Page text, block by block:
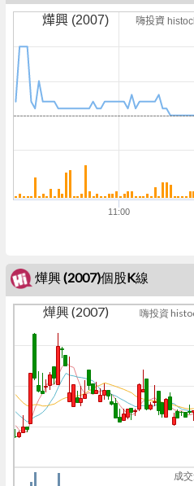
燁興 (2007) 嗨投資
11:00
燁興 (2007)個股K線
成
燁興 (2007) 嗨投資